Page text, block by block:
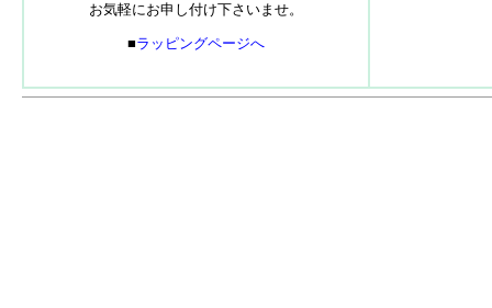
お気軽にお申し付け下さいませ。
■ラッピングページへ